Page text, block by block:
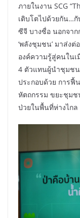
ภายในงาน SCG
เติบโตไปด้วยกัน…
ซีจี บางซื่อ นอกจา
‘พลังชุมชน’ มาส่ง
องค์ความรู้สู่คนในเ
4 ตัวแทนผู้นำชุมชน
ประกอบด้วย การฟื้
หัตถกรรม ขยะชุมช
ป่วยในพื้นที่ห่างไกล